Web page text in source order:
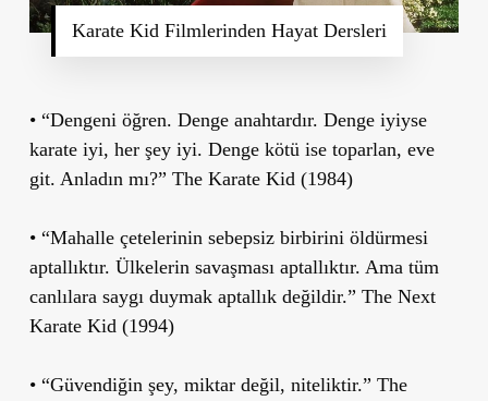
Karate Kid Filmlerinden Hayat Dersleri
• “Dengeni öğren. Denge anahtardır. Denge iyiyse
karate iyi, her şey iyi. Denge kötü ise toparlan, eve
git. Anladın mı?” The Karate Kid (1984)
• “Mahalle çetelerinin sebepsiz birbirini öldürmesi
aptallıktır. Ülkelerin savaşması aptallıktır. Ama tüm
canlılara saygı duymak aptallık değildir.” The Next
Karate Kid (1994)
• “Güvendiğin şey, miktar değil, niteliktir.” The